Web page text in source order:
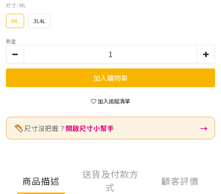
尺寸 : ML
ML 3L4L
數量
加入購物車
加入追蹤清單
尺寸沒把握？ 開啟尺寸小幫手 →
商品描述
送貨及付款方
式
顧客評價